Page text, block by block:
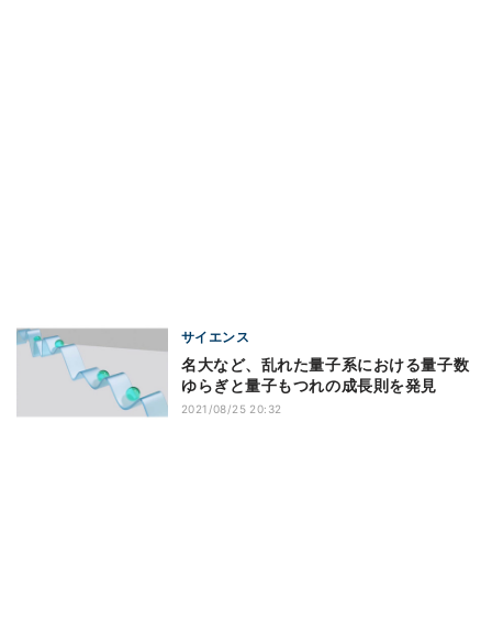
サイエンス
名大など、乱れた量子系における量子数
ゆらぎと量子もつれの成長則を発見
2021/08/25 20:32